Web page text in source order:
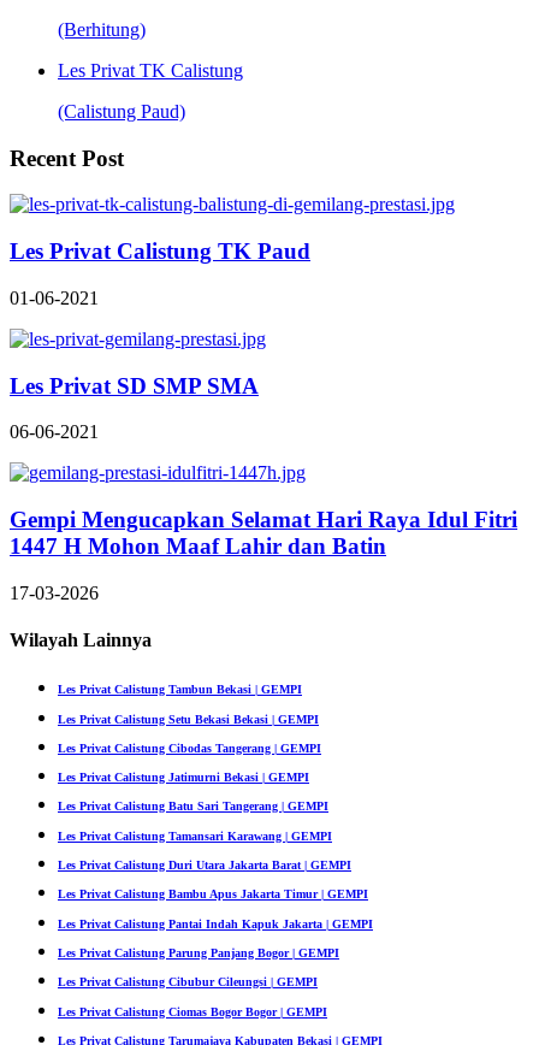
(Berhitung)
Les Privat TK Calistung
(Calistung Paud)
Recent Post
Les Privat Calistung TK Paud
01-06-2021
Les Privat SD SMP SMA
06-06-2021
Gempi Mengucapkan Selamat Hari Raya Idul Fitri
1447 H Mohon Maaf Lahir dan Batin
17-03-2026
Wilayah Lainnya
Les Privat Calistung Tambun Bekasi | GEMPI
Les Privat Calistung Setu Bekasi Bekasi | GEMPI
Les Privat Calistung Cibodas Tangerang | GEMPI
Les Privat Calistung Jatimurni Bekasi | GEMPI
Les Privat Calistung Batu Sari Tangerang | GEMPI
Les Privat Calistung Tamansari Karawang | GEMPI
Les Privat Calistung Duri Utara Jakarta Barat | GEMPI
Les Privat Calistung Bambu Apus Jakarta Timur | GEMPI
Les Privat Calistung Pantai Indah Kapuk Jakarta | GEMPI
Les Privat Calistung Parung Panjang Bogor | GEMPI
Les Privat Calistung Cibubur Cileungsi | GEMPI
Les Privat Calistung Ciomas Bogor Bogor | GEMPI
Les Privat Calistung Tarumajaya Kabupaten Bekasi | GEMPI